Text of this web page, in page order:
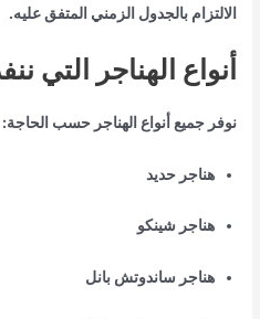
الالتزام بالجدول الزمني المتفق عليه.
أنواع الهناجر التي
نوفر جميع أنواع الهناجر حسب الحاجة:
هناجر حديد
هناجر شينكو
هناجر ساندوتش بانل